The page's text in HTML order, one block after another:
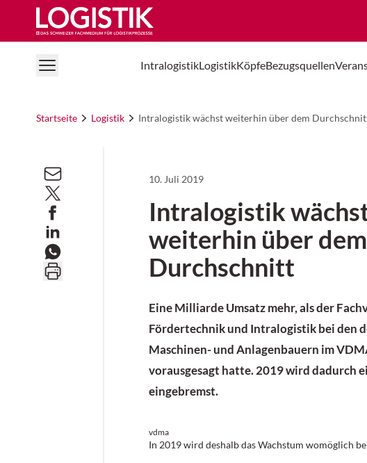
Logistik Online
IntralogistikLogistikKöpfeBezugsquellen
Startseite Logistik Intralogistik wächst weiterhin über dem
10. Juli 2019
Intralogistik
weiterhin über dem
Durchschnitt
Eine Milliarde Umsatz mehr, als der
Fördertechnik und Intralogistik bei den
Maschinen- und Anlagenbauern im
vorausgesagt hatte. 2019 wird dadurch
eingebremst.
vdma
In 2019 wird deshalb das Wachstum womöglich